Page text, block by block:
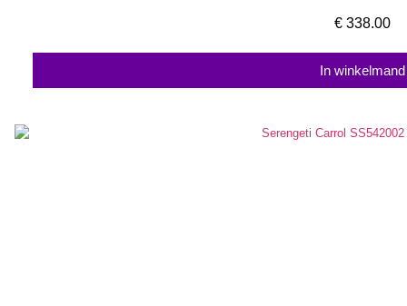
€ 338.00
In winkelmand